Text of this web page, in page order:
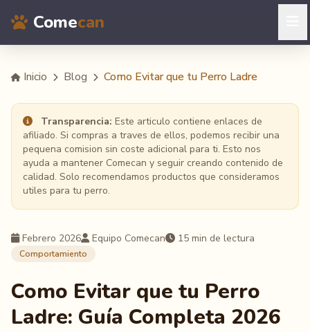
Comecan
Inicio Blog Como Evitar que tu Perro Ladre
Transparencia: Este articulo contiene enlaces de
afiliado. Si compras a traves de ellos, podemos recibir una
pequena comision sin coste adicional para ti. Esto nos
ayuda a mantener Comecan y seguir creando contenido de
calidad. Solo recomendamos productos que consideramos
utiles para tu perro.
Febrero 2026 Equipo Comecan 15 min de lectura
Comportamiento
Como Evitar que tu Perro
Ladre: Guía Completa 2026